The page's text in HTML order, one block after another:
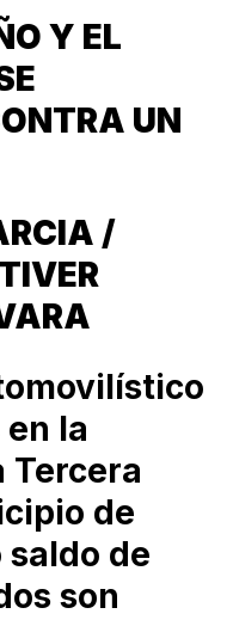
Y EL
UN
/
la
Tercera
de
saldo de
son